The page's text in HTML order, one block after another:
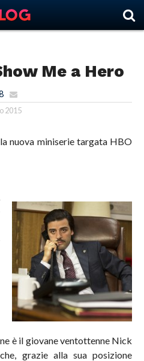
Me a Hero
2015
nuova miniserie targata HBO
è il giovane ventottenne Nick
grazie alla sua posizione